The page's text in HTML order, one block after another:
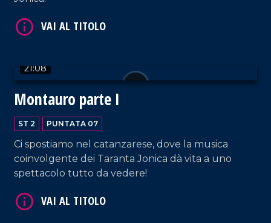
21:08
Montauro parte I
ST 2 PUNTATA 07
Ci spostiamo nel catanzarese, dove la musica
coinvolgente dei Taranta Jonica dà vita a uno
spettacolo tutto da vedere!